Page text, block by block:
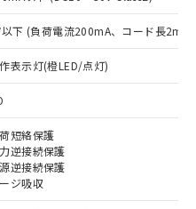
以下 (負荷電流200mA、コード長2m時
表示灯(橙LED/点灯)
短絡保護
逆接続保護
逆接続保護
ジ吸収
指令（10物質）の
提供可能な商品で